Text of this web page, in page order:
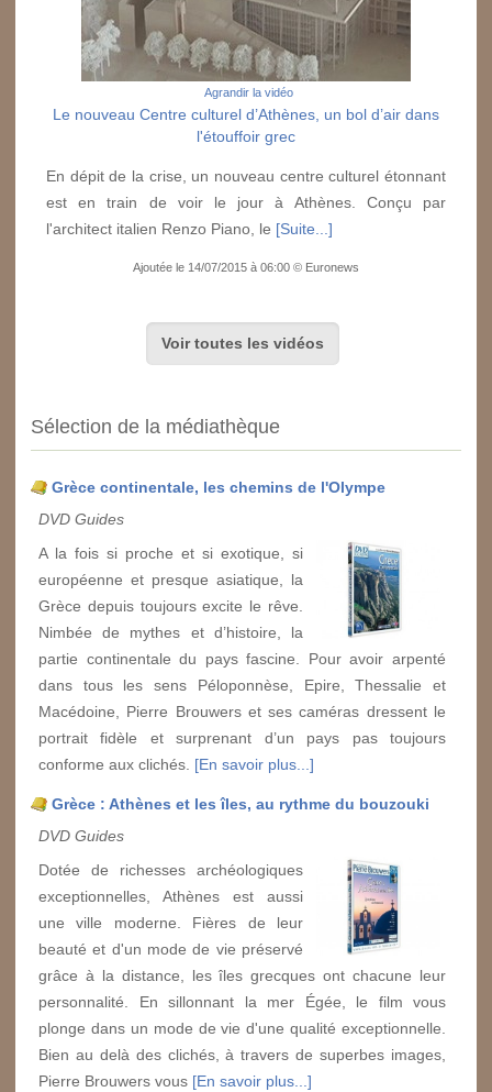
Agrandir la vidéo
Le nouveau Centre culturel d’Athènes, un bol d’air dans
l'étouffoir grec
En dépit de la crise, un nouveau centre culturel étonnant
est en train de voir le jour à Athènes. Conçu par
l'architect italien Renzo Piano, le [Suite...]
Ajoutée le 14/07/2015 à 06:00 © Euronews
Voir toutes les vidéos
Sélection de la médiathèque
Grèce continentale, les chemins de l'Olympe
DVD Guides
A la fois si proche et si exotique, si
européenne et presque asiatique, la
Grèce depuis toujours excite le rêve.
Nimbée de mythes et d’histoire, la
partie continentale du pays fascine. Pour avoir arpenté
dans tous les sens Péloponnèse, Epire, Thessalie et
Macédoine, Pierre Brouwers et ses caméras dressent le
portrait fidèle et surprenant d’un pays pas toujours
conforme aux clichés. [En savoir plus...]
Grèce : Athènes et les îles, au rythme du bouzouki
DVD Guides
Dotée de richesses archéologiques
exceptionnelles, Athènes est aussi
une ville moderne. Fières de leur
beauté et d'un mode de vie préservé
grâce à la distance, les îles grecques ont chacune leur
personnalité. En sillonnant la mer Égée, le film vous
plonge dans un mode de vie d'une qualité exceptionnelle.
Bien au delà des clichés, à travers de superbes images,
Pierre Brouwers vous [En savoir plus...]